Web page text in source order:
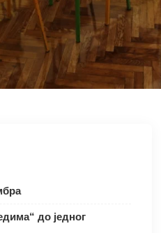
до једног